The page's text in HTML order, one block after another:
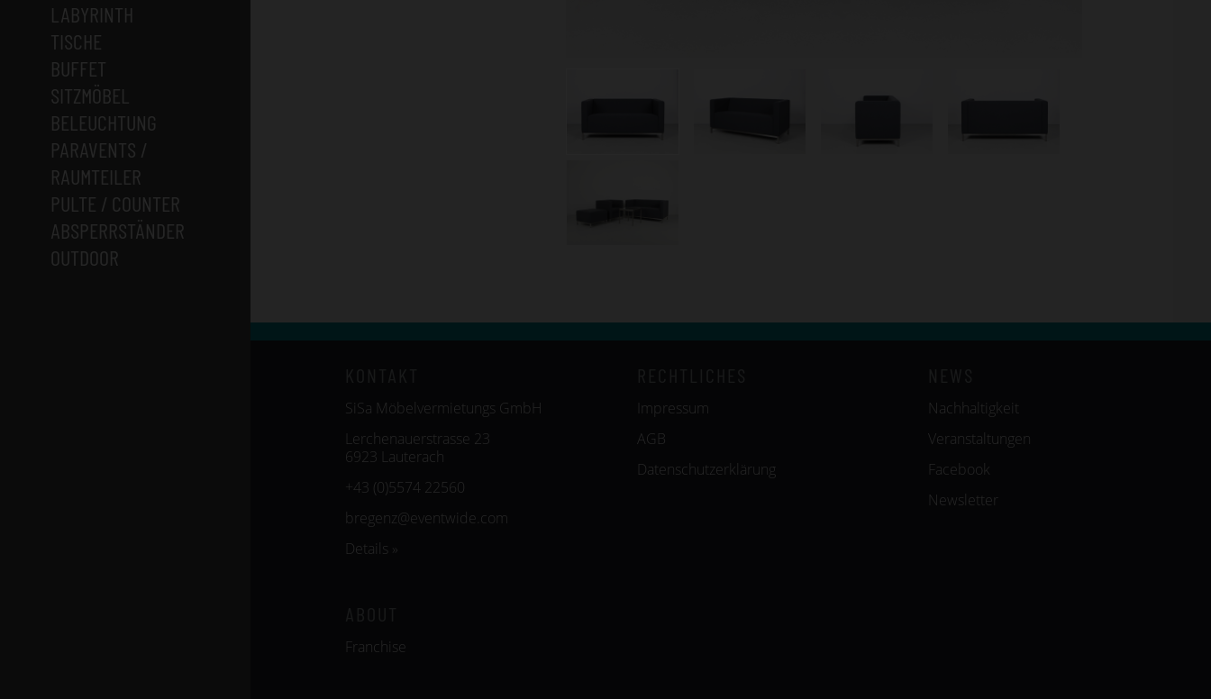
LABYRINTH
TISCHE
BUFFET
SITZMÖBEL
BELEUCHTUNG
PARAVENTS /
RAUMTEILER
PULTE / COUNTER
ABSPERRSTÄNDER
OUTDOOR
SiSa Möbelvermietungs GmbH
Lerchenauerstrasse 23
6923 Lauterach
+43 (0)5574 22560
bregenz@eventwide.com
Details »
Impressum
AGB
Datenschutzerklärung
Nachhaltigkeit
Veranstaltungen
Facebook
Newsletter
Franchise